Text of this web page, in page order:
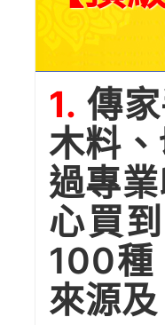
1. 傳
木料
過專
心買
100種
來源